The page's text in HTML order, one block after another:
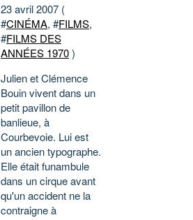
23 avril 2007 (
#CINÉMA, #FILMS,
#FILMS DES
ANNÉES 1970)
Julien et Clémence
Bouin vivent dans un
petit pavillon de
banlieue, à
Courbevoie. Lui est
un ancien typographe.
Elle était funambule
dans un cirque avant
qu'un accident ne la
contraigne à